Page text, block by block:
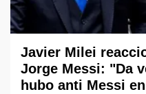
Javier Milei
Jorge Messi: "Da
hubo anti Messi